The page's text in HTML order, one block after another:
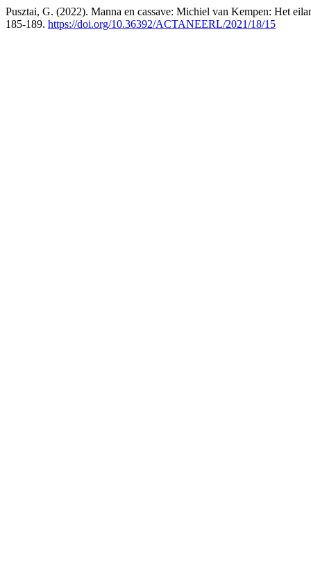
Pusztai, G. (2022). Manna en cassave: Michiel van Kempen: Het
185-189. https://doi.org/10.36392/ACTANEERL/2021/18/15